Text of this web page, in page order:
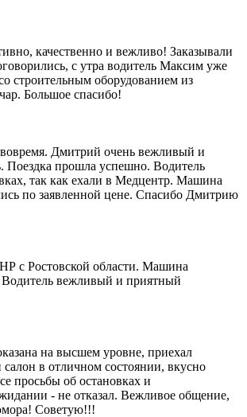
качественно и вежливо! Заказывали
с утра водитель Максим уже
строительным оборудованием из
Большое спасибо!
Дмитрий очень вежливый и
Поездка прошла успешно. Водитель
так как ехали в Медцентр. Машина
по заявленной цене. Спасибо Дмитрию
с Ростовской области. Машина
Водитель вежливый и приятный
на высшем уровне, приехал
в отличном состоянии, вкусно
просьбы об остановках и
- не отказал. Вежливое общение,
Советую!!!